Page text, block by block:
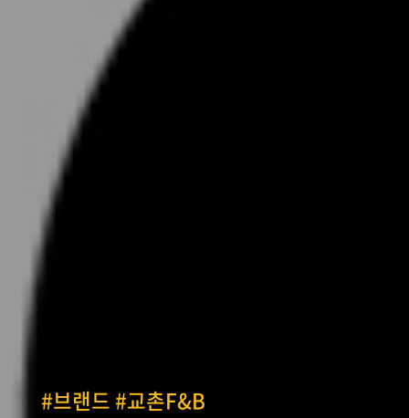
#브랜드 #교촌F&B